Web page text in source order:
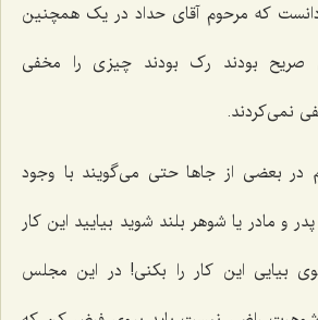
که مرحوم آقای حداد در یک همچنین
صریح بودند رک بودند چیزی را مخفی
نمی‌کردند.
در بعضی از جاها حتی می‌گویند با وجود
و مادر یا شوهر بلند شوید بیایید این کار
بیایی این کار را بکنی! در این مجلس